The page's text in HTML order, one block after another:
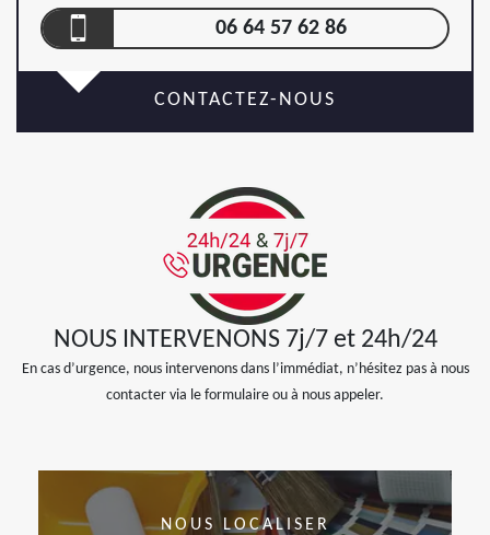
06 64 57 62 86
CONTACTEZ-NOUS
NOUS INTERVENONS 7j/7 et 24h/24
En cas d’urgence, nous intervenons dans l’immédiat, n’hésitez pas à nous
contacter via le formulaire ou à nous appeler.
NOUS LOCALISER